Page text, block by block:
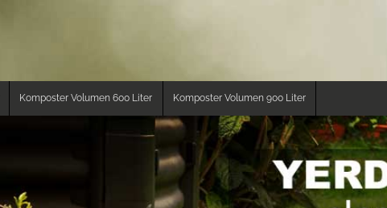
Komposter Volumen 600 Liter Komposter Volumen 900 Liter